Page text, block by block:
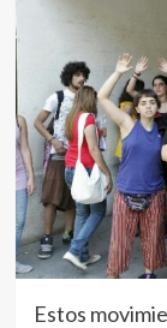
Estos